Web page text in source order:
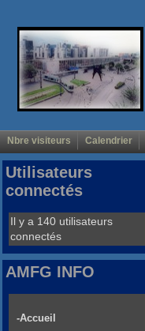
Nbre visiteurs Calendrier
Utilisateurs
connectés
Il y a 140 utilisateurs
connectés
AMFG INFO
-Accueil